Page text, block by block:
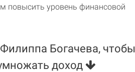
повысить уровень финансовой
Богачева, чтобы
доход